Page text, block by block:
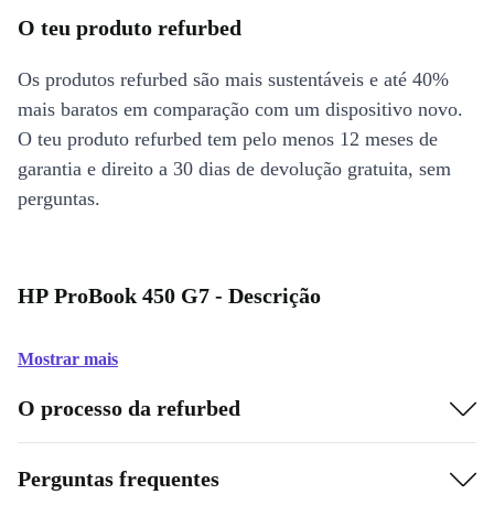
O teu produto refurbed
Os produtos refurbed são mais sustentáveis e até 40%
mais baratos em comparação com um dispositivo novo.
O teu produto refurbed tem pelo menos 12 meses de
garantia e direito a 30 dias de devolução gratuita, sem
perguntas.
HP ProBook 450 G7 - Descrição
Mostrar mais
O processo da refurbed
Perguntas frequentes